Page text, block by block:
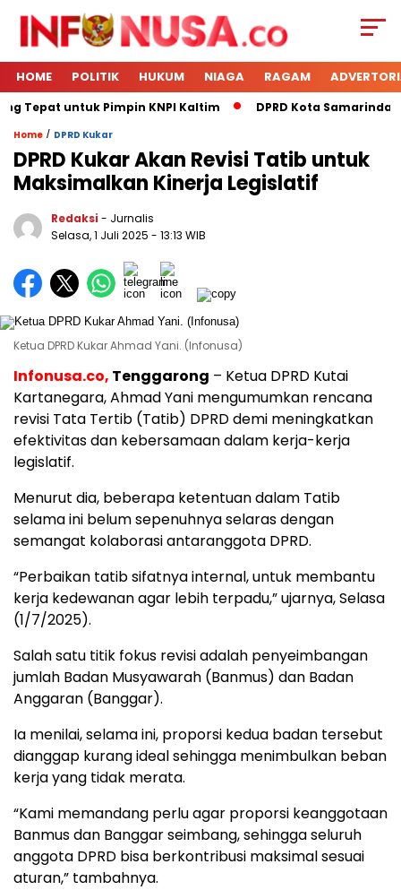
HOME POLITIK HUKUM NIAGA RAGAM
Tepat untuk Pimpin KNPI Kaltim DPRD Kota Samarinda
Home / DPRD Kukar
DPRD Kukar Akan Revisi Tatib untuk
Maksimalkan Kinerja Legislatif
Redaksi - Jurnalis
Selasa, 1 Juli 2025 - 13:13 WIB
Ketua DPRD Kukar Ahmad Yani. (Infonusa)
Infonusa.co, Tenggarong – Ketua DPRD Kutai
Kartanegara, Ahmad Yani mengumumkan rencana
revisi Tata Tertib (Tatib) DPRD demi meningkatkan
efektivitas dan kebersamaan dalam kerja-kerja
legislatif.
Menurut dia, beberapa ketentuan dalam Tatib
selama ini belum sepenuhnya selaras dengan
semangat kolaborasi antaranggota DPRD.
“Perbaikan tatib sifatnya internal, untuk membantu
kerja kedewanan agar lebih terpadu,” ujarnya, Selasa
(1/7/2025).
Salah satu titik fokus revisi adalah penyeimbangan
jumlah Badan Musyawarah (Banmus) dan Badan
Anggaran (Banggar).
Ia menilai, selama ini, proporsi kedua badan tersebut
dianggap kurang ideal sehingga menimbulkan beban
kerja yang tidak merata.
“Kami memandang perlu agar proporsi keanggotaan
Banmus dan Banggar seimbang, sehingga seluruh
anggota DPRD bisa berkontribusi maksimal sesuai
aturan,” tambahnya.